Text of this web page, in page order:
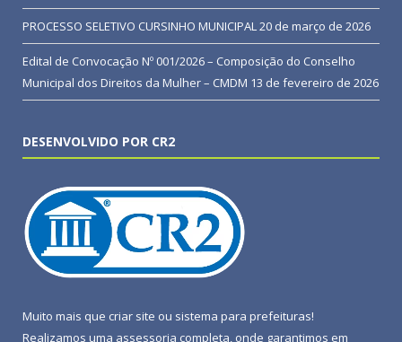
PROCESSO SELETIVO CURSINHO MUNICIPAL20 de março de 2026
Edital de Convocação Nº 001/2026 – Composição do Conselho
Municipal dos Direitos da Mulher – CMDM 13 de fevereiro de 2026
DESENVOLVIDO POR CR2
Muito mais que criar site ou sistema para prefeituras!
Realizamos uma assessoria completa, onde garantimos em